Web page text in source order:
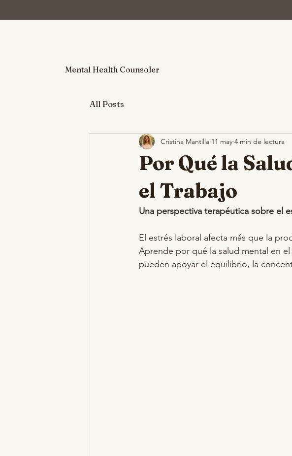
Mental Health Counsoler
All Posts
Por Qué la
el Trabajo
Cristina Mantilla 11 may 4 min de lectura
Una perspectiva terapéutica sobre el
El estrés laboral afecta más que la
Aprende por qué la salud mental en
pueden apoyar el equilibrio, la